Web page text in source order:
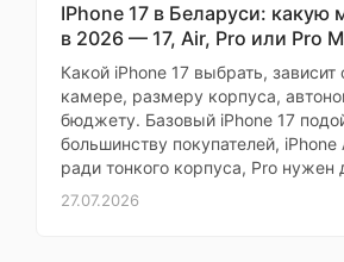
Пыле- и
влагозащита
Встроенные
магниты (для
зарядки и
аксессуаров)
IPhone 17 в Беларуси: какую
в 2026 — 17, Air, Pro или Pro
Какой iPhone 17 выбрать, зависит
камере, размеру корпуса,
бюджету. Базовый iPhone 17
большинству покупателей,
ради тонкого корпуса, Pro нужен
27.07.2026